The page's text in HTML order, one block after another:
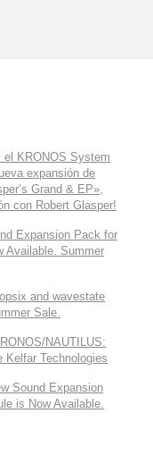
el KRONOS System
expansión de
Grand & EP»,
con Robert Glasper!
Expansion Pack for
Available. Summer
and wavestate
Sale.
NAUTILUS:
Kelfar Technologies
Sound Expansion
is Now Available.